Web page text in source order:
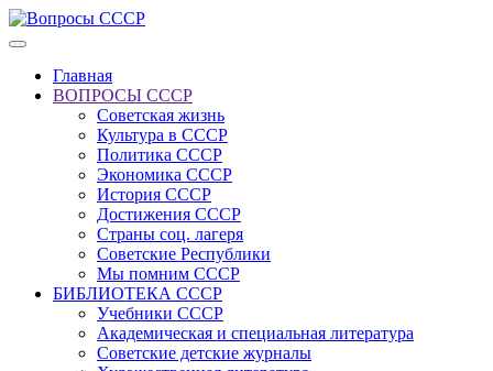
Главная
ВОПРОСЫ СССР
Советская жизнь
Культура в СССР
Политика СССР
Экономика СССР
История СССР
Достижения СССР
Страны соц. лагеря
Советские Республики
Мы помним СССР
БИБЛИОТЕКА СССР
Учебники СССР
Академическая и специальная литература
Советские детские журналы